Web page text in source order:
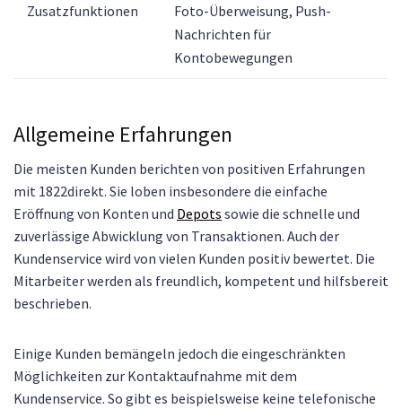
Zusatzfunktionen
Foto-Überweisung, Push-
Nachrichten für
Kontobewegungen
Allgemeine Erfahrungen
Die meisten Kunden berichten von positiven Erfahrungen
mit 1822direkt. Sie loben insbesondere die einfache
Eröffnung von Konten und Depots sowie die schnelle und
zuverlässige Abwicklung von Transaktionen. Auch der
Kundenservice wird von vielen Kunden positiv bewertet. Die
Mitarbeiter werden als freundlich, kompetent und hilfsbereit
beschrieben.
Einige Kunden bemängeln jedoch die eingeschränkten
Möglichkeiten zur Kontaktaufnahme mit dem
Kundenservice. So gibt es beispielsweise keine telefonische